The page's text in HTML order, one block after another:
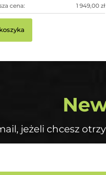
cena: 1 949,00 zł
jeżeli chcesz